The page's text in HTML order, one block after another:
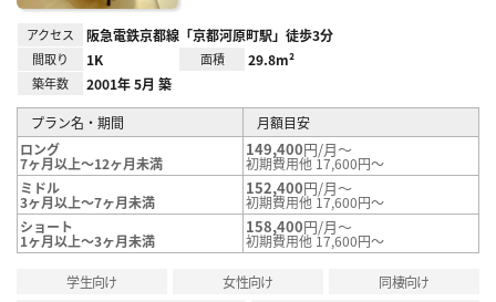
アクセス 阪急電鉄京都線「京都河原町駅」徒歩3分
間取り 1K 面積 29.8m²
築年数 2001年 5月 築
プラン名・期間
月額目安
ロング
7ヶ月以上～12ヶ月未満
149,400円/月～
初期費用他 17,600円～
ミドル
3ヶ月以上～7ヶ月未満
152,400円/月～
初期費用他 17,600円～
ショート
1ヶ月以上～3ヶ月未満
158,400円/月～
初期費用他 17,600円～
学生向け 女性向け
同棲向け